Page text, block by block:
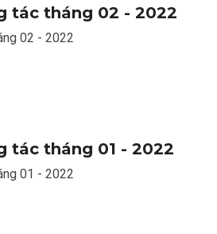
tác tháng 02 - 2022
02 - 2022
tác tháng 01 - 2022
01 - 2022